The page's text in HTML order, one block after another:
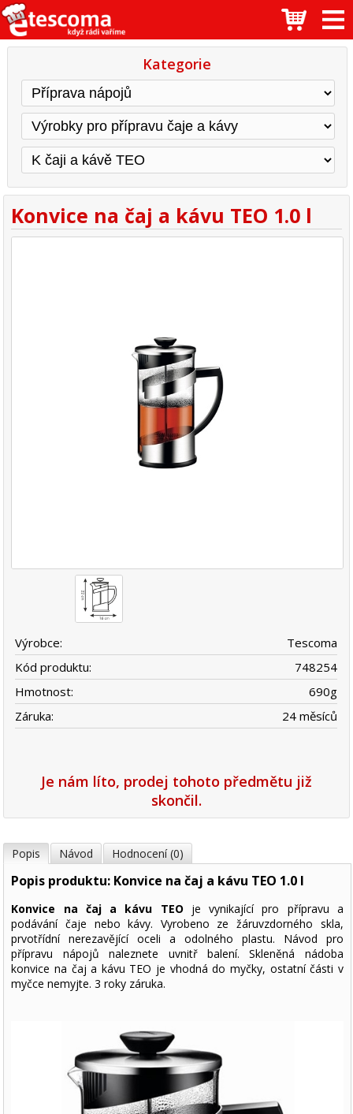
Kategorie
Konvice na čaj a kávu TEO 1.0 l
Výrobce:
Tescoma
Kód produktu:
748254
Hmotnost:
690g
Záruka:
24 měsíců
Je nám líto, prodej tohoto předmětu již
skončil.
Popis Návod Hodnocení (0)
Popis produktu: Konvice na čaj a kávu TEO 1.0 l
Konvice na čaj a kávu TEO je vynikající pro přípravu a
podávání čaje nebo kávy. Vyrobeno ze žáruvzdorného skla,
prvotřídní nerezavějící oceli a odolného plastu. Návod pro
přípravu nápojů naleznete uvnitř balení. Skleněná nádoba
konvice na čaj a kávu TEO je vhodná do myčky, ostatní části v
myčce nemyjte. 3 roky záruka.